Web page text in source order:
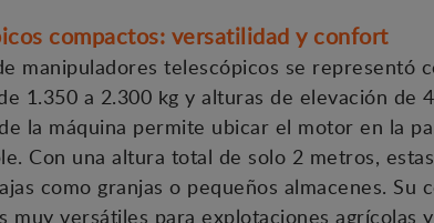
compactos: versatilidad y confort
manipuladores telescópicos se representó
1.350 a 2.300 kg y alturas de elevación
la máquina permite ubicar el motor en la
Con una altura total de solo 2 metros,
como granjas o pequeños almacenes.
muy versátiles para explotaciones agrícolas